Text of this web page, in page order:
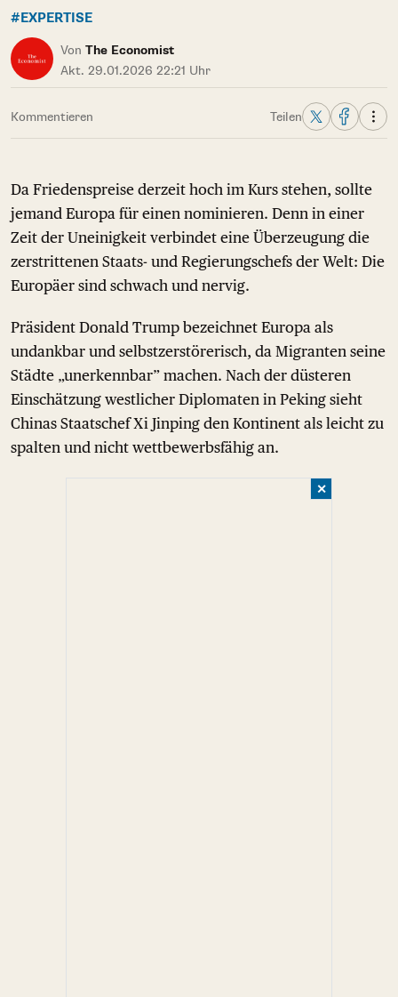
#EXPERTISE
Von The Economist
Akt. 29.01.2026 22:21 Uhr
Kommentieren Teilen
Da Friedenspreise derzeit hoch im Kurs stehen, sollte
jemand Europa für einen nominieren. Denn in einer
Zeit der Uneinigkeit verbindet eine Überzeugung die
zerstrittenen Staats- und Regierungschefs der Welt: Die
Europäer sind schwach und nervig.
Präsident Donald Trump bezeichnet Europa als
undankbar und selbstzerstörerisch, da Migranten seine
Städte „unerkennbar” machen. Nach der düsteren
Einschätzung westlicher Diplomaten in Peking sieht
Chinas Staatschef Xi Jinping den Kontinent als leicht zu
spalten und nicht wettbewerbsfähig an.
✕